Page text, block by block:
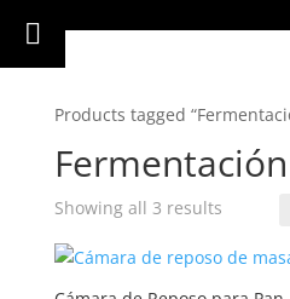
Products tagged
Showing all 3 results